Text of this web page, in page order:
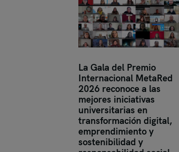
La Gala del Premio
Internacional MetaRed
2026 reconoce a las
mejores iniciativas
universitarias en
transformación digital,
emprendimiento y
sostenibilidad y